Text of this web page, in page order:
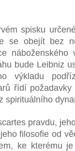
spisku
se obejít bez
náboženského
bude Leibniz
výkladu
řídí
spirituálního
pravdu,
filosofie od
ke kterému